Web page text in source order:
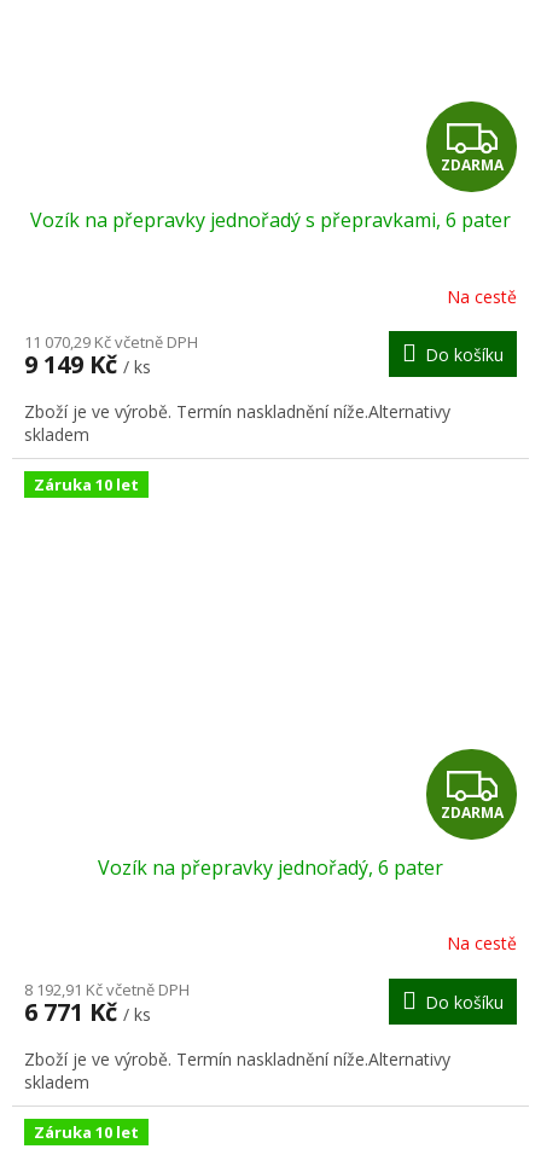
Z
D
A
R
M
A
ZDARMA
Vozík na přepravky jednořadý s přepravkami, 6 pater
Na cestě
11 070,29 Kč včetně DPH
9 149 Kč / ks
Do košíku
Zboží je ve výrobě. Termín naskladnění níže.Alternativy
skladem
Záruka 10 let
Z
D
R
M
A
ZDARMA
Vozík na přepravky jednořadý, 6 pater
Na cestě
8 192,91 Kč včetně DPH
6 771 Kč / ks
Do košíku
Zboží je ve výrobě. Termín naskladnění níže.Alternativy
skladem
Záruka 10 let